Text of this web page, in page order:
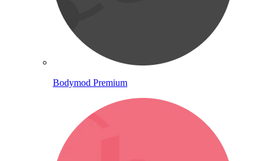
Bodymod Premium